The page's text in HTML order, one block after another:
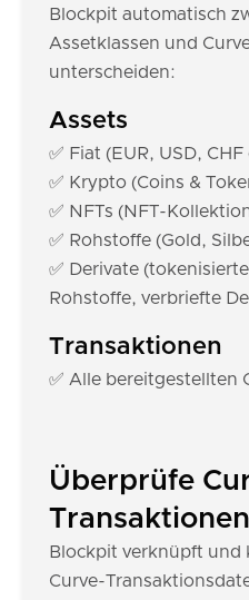
Blockpit automatisch
Assetklassen und
unterscheiden:
Assets
✅ Fiat (EUR, USD, CHF
✅ Krypto (Coins &
✅ NFTs (NFT-
✅ Rohstoffe (Gold,
✅ Derivate
Rohstoffe, verbriefte
Transaktionen
✅ Alle bereitgestellten
Überprüfe
Blockpit verknüpft und
Curve-